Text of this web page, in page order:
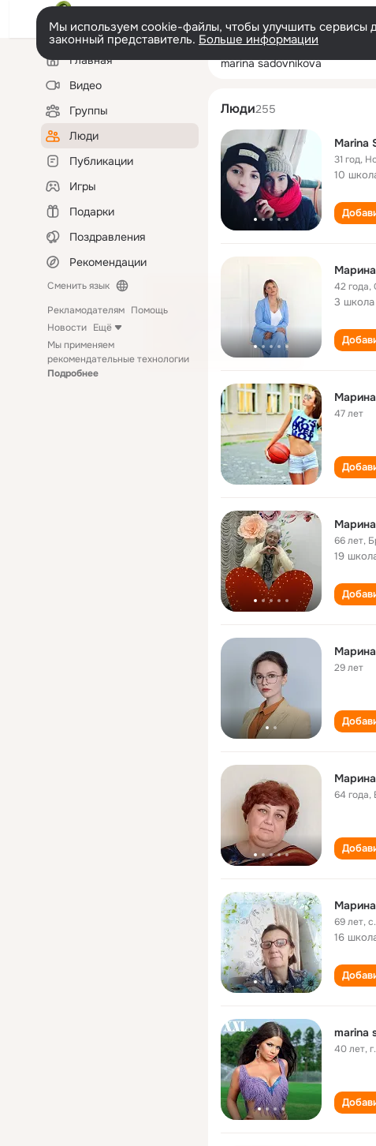
Мы используем cookie-файлы, чтобы улучшить сервисы
законный представитель. Больше информации
Левая
колонкаГлавная
Видео
Группы
Люди
Публикации
Игры
Подарки
Поздравления
Рекомендации
Сменить язык
Рекламодателям Помощь
Новости Ещё
Мы применяем
рекомендательные технологии
Подробнее
marina sadovnikova
Люди255
Marina
31 год,
10
42 года,
3 школа
47 лет
66 лет,
19
29 лет
64 года,
69 лет,
16
marina
40 лет,